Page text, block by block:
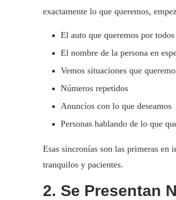
exactamente lo que queremos,
El auto que queremos por
El nombre de la persona en
Vemos situaciones que
Números repetidos
Anuncios con lo que deseamos
Personas hablando de lo que
Esas sincronías son las primeras en
tranquilos y pacientes.
2. Se Presentan